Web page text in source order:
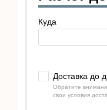
Куда
Доставка до
Обратите
свои условия